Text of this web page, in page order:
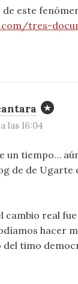
de este
tres-
las 16:04
un tiempo…
de de Ugarte
cambio real
hacer
del timo